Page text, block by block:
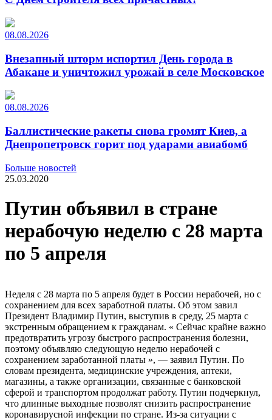
08.08.2026
Внезапный шторм испортил День города в
Абакане и уничтожил урожай в селе Московское
08.08.2026
Баллистические ракеты снова громят Киев, а
Днепропетровск горит под ударами авиабомб
Больше новостей
25.03.2020
Путин объявил в стране
нерабочую неделю с 28 марта
по 5 апреля
Неделя с 28 марта по 5 апреля будет в России нерабочей, но с
сохранением для всех заработной платы. Об этом завил
Президент Владимир Путин, выступив в среду, 25 марта с
экстренным обращением к гражданам. « Сейчас крайне важно
предотвратить угрозу быстрого распространения болезни,
поэтому объявляю следующую неделю нерабочей с
сохранением заработанной платы », — заявил Путин. По
словам президента, медицинские учреждения, аптеки,
магазины, а также организации, связанные с банковской
сферой и транспортом продолжат работу. Путин подчеркнул,
что длинные выходные позволят снизить распространение
коронавирусной инфекции по стране. Из-за ситуации с